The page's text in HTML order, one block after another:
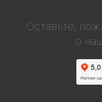
Оставьте,
о